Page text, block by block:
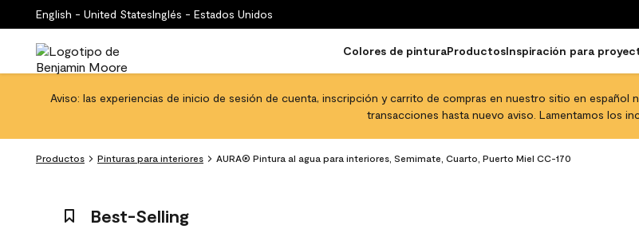
English - United StatesInglés - Estados Unidos
Colores de pinturaProductosInspiración para
Aviso: las experiencias de inicio de sesión de cuenta, inscripción y carrito de compras en nuestro sitio en español
transacciones hasta nuevo aviso. Lamentamos los
Productos Pinturas para interiores AURA® Pintura al agua para interiores, Semimate, Cuarto, Puerto Miel CC-170
Best-Selling